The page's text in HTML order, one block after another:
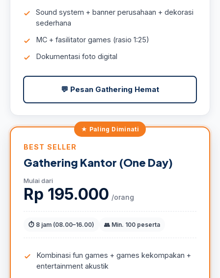
Sound system + banner perusahaan + dekorasi
sederhana
MC + fasilitator games (rasio 1:25)
Dokumentasi foto digital
💬 Pesan Gathering Hemat
BEST SELLER
Gathering Kantor (One Day)
Mulai dari
Rp 195.000 /orang
⏱ 8 jam (08.00–16.00) 👥 Min. 100 peserta
Kombinasi fun games + games kekompakan +
entertainment akustik